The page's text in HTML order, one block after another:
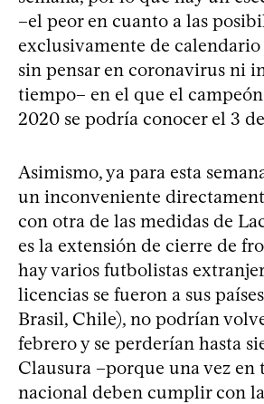
–el peor en cuanto a las
exclusivamente de
sin pensar en coronavirus ni
tiempo– en el que el
2020 se podría conocer el 3
Asimismo, ya para esta
un inconveniente
con otra de las medidas de
es la extensión de cierre de
hay varios futbolistas
licencias se fueron a sus
Brasil, Chile), no podrían
febrero y se perderían hasta
Clausura –porque una vez
nacional deben cumplir con